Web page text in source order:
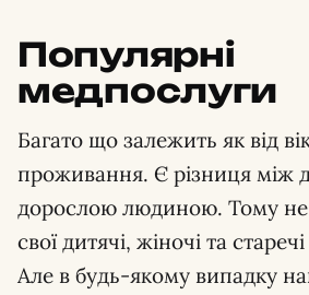
Популярні
медпослуги
Багато що залежить як від
проживання. Є різниця між
дорослою людиною. Тому
свої дитячі, жіночі та
Але в будь-якому випадку